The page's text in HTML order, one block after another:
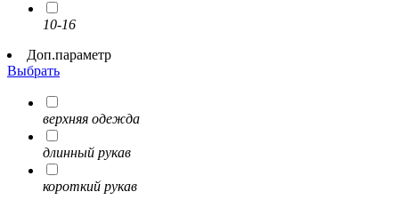
10-16
Доп.параметр
Выбрать
верхняя одежда
длинный рукав
короткий рукав